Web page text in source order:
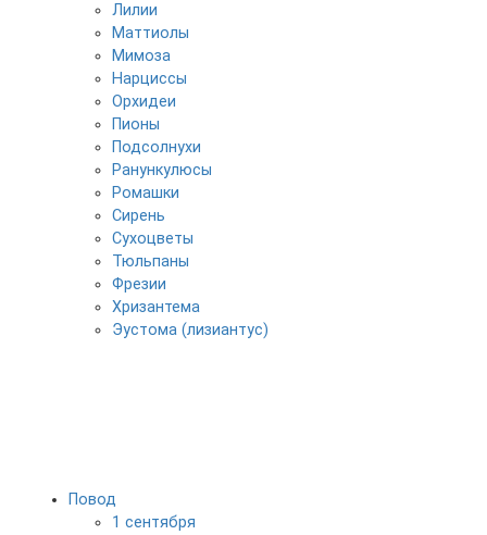
Лилии
Маттиолы
Мимоза
Нарциссы
Орхидеи
Пионы
Подсолнухи
Ранункулюсы
Ромашки
Сирень
Сухоцветы
Тюльпаны
Фрезии
Хризантема
Эустома (лизиантус)
Повод
1 сентября